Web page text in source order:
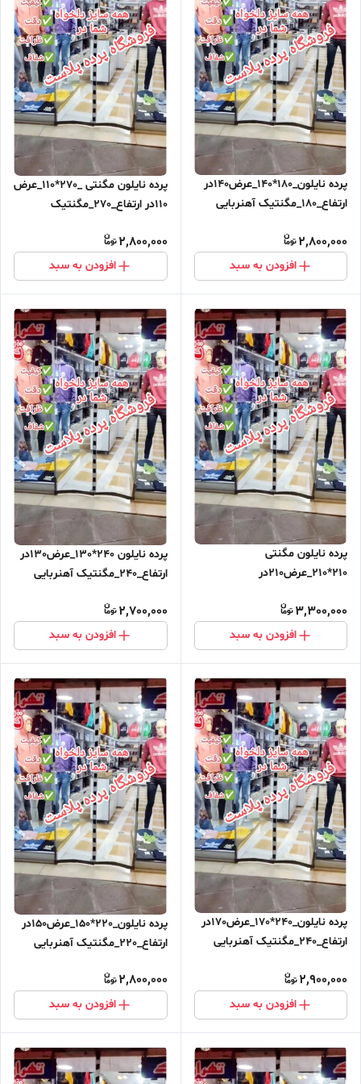
پرده نایلون_180*140_عرض140در
ارتفاع_180_مگنتیک آهنربایی
2,800,000
افزودن به سبد
پرده نایلون مگنتی _270*110_عرض
110در ارتفاع_270_مگنتیک
2,800,000
افزودن به سبد
پرده نایلون مگنتی
210*210_عرض210در
مغناطیسی ارسال رایگان
3,300,000
افزودن به سبد
پرده نایلون 240*130_عرض130در
ارتفاع_240_مگنتیک آهنربایی
2,700,000
افزودن به سبد
پرده نایلون_240*170_عرض170در
ارتفاع_240_مگنتیک آهنربایی
2,900,000
افزودن به سبد
پرده نایلون_220*150_عرض150در
ارتفاع_220_مگنتیک آهنربایی
2,800,000
افزودن به سبد